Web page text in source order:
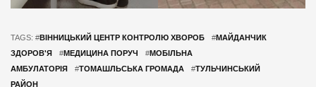
TAGS: #ВІННИЦЬКИЙ ЦЕНТР КОНТРОЛЮ ХВОРОБ #МАЙДАНЧИК
ЗДОРОВ'Я
#МЕДИЦИНА ПОРУЧ #МОБІЛЬНА
АМБУЛАТОРІЯ
#ТОМАШЛЬСЬКА ГРОМАДА #ТУЛЬЧИНСЬКИЙ
РАЙОН